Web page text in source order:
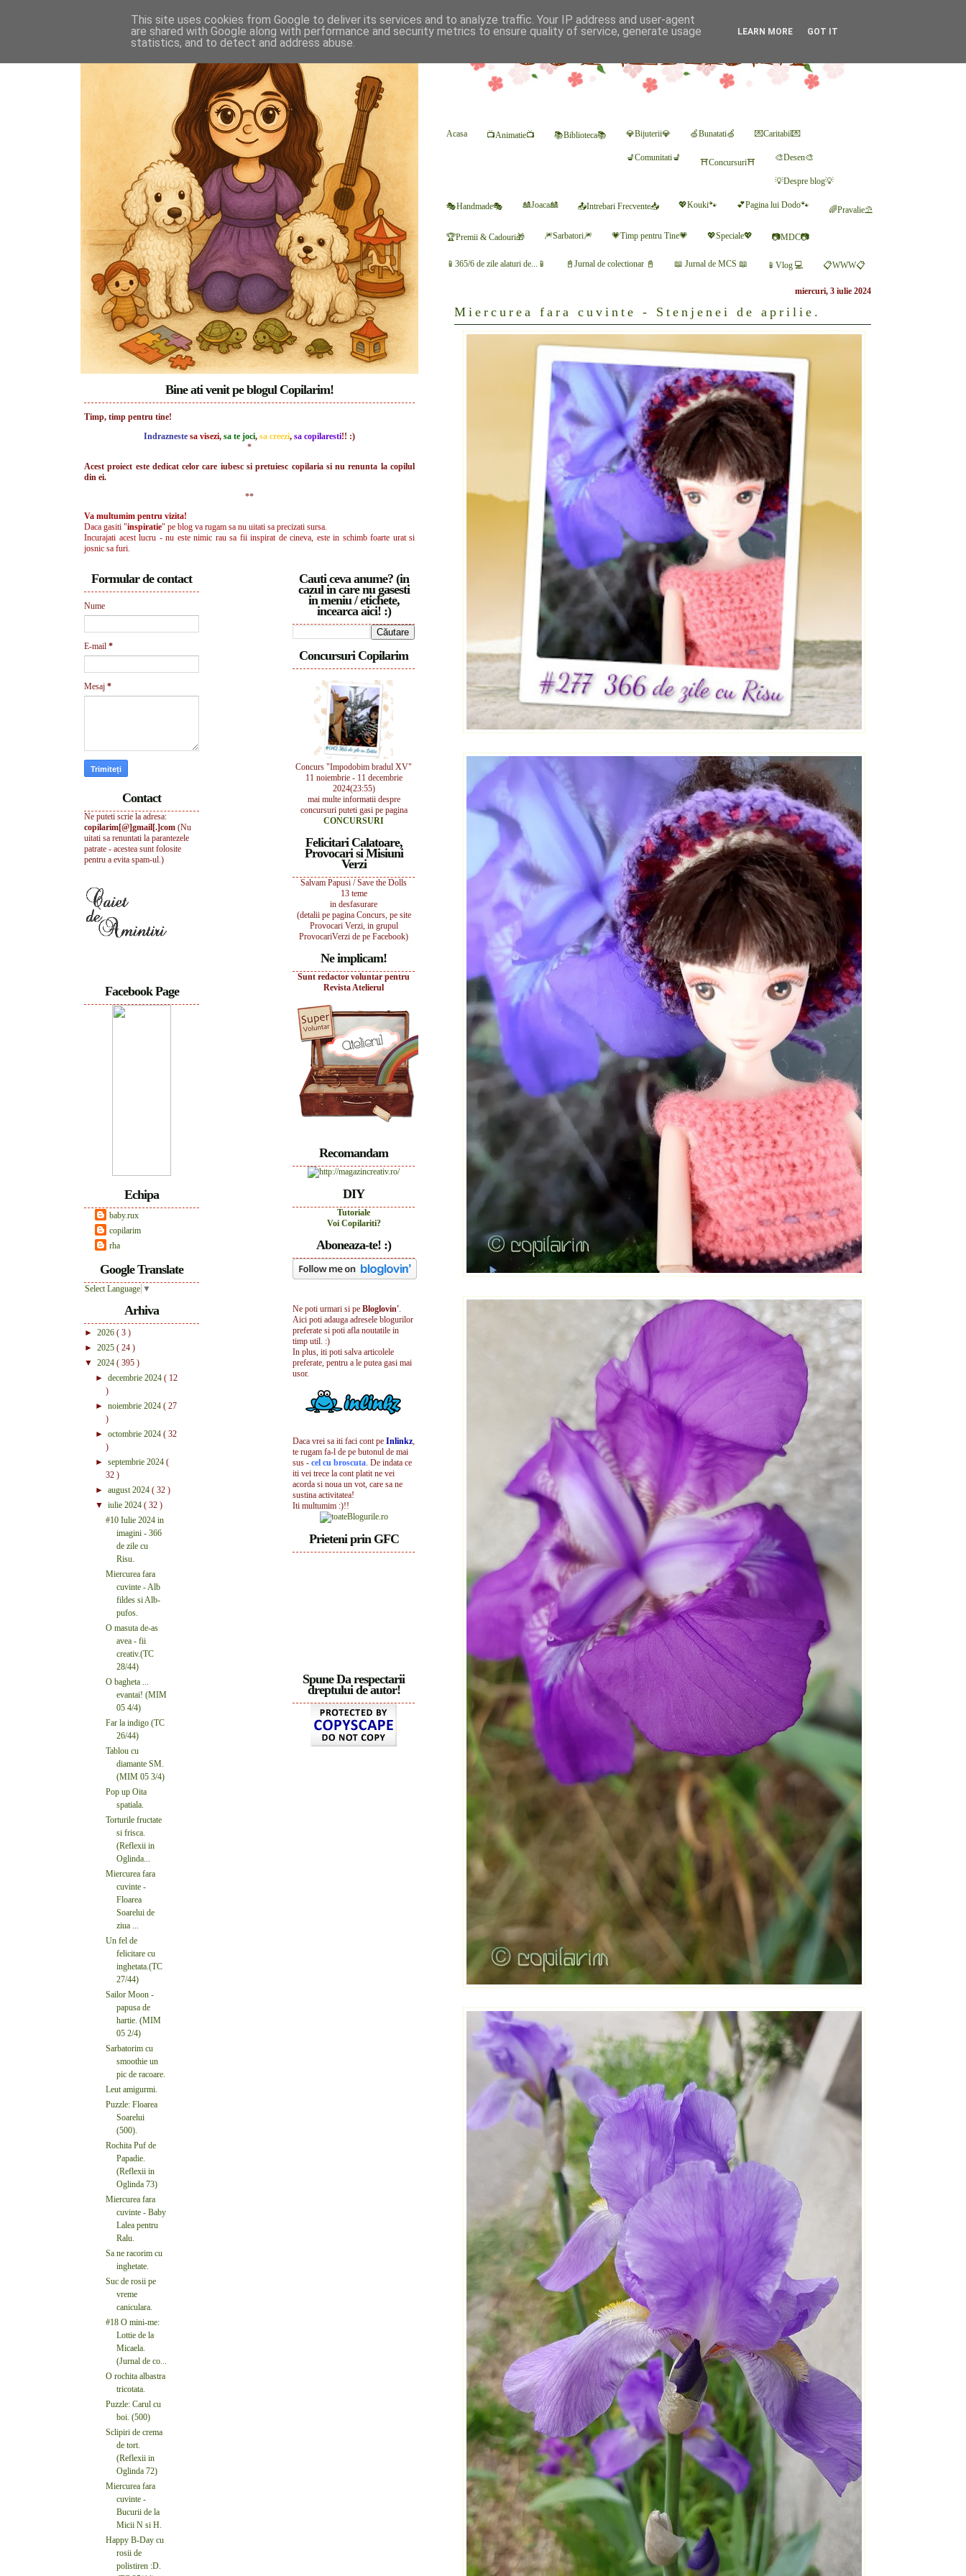
Acasa 📺Animatie📺 📚Biblioteca📚 💎Bijuterii💎 🍏Bunatati🍏 💌Caritabil💌
💺Comunitati💺 ⛩Concursuri⛩ 🎨Desen🎨
💡Despre blog💡
🎭Handmade🎭 🎎Joaca🎎 📤Intrebari Frecvente📥 💖Kouki🐾 💕Pagina lui Dodo🐾 🌈Pravalie⛱
🏆Premii & Cadouri🎁 🎆Sarbatori🎆 💗Timp pentru Tine💗 💖Speciale💖 📷MDC📷
📱365/6 de zile alaturi de...📱 📓Jurnal de colectionar 📓 📖 Jurnal de MCS 📖 📱Vlog 💻 📋WWW📋
miercuri, 3 iulie 2024
Miercurea fara cuvinte - Stenjenei de aprilie.
Bine ati venit pe blogul Copilarim!
Timp, timp pentru tine!
Indrazneste sa visezi, sa te joci, sa creezi, sa copilaresti!! :)
*
Acest proiect este dedicat celor care iubesc si pretuiesc copilaria si nu renunta la copilul
din ei.
**
Va multumim pentru vizita!
Daca gasiti "inspiratie" pe blog va rugam sa nu uitati sa precizati sursa.
Incurajati acest lucru - nu este nimic rau sa fii inspirat de cineva, este in schimb foarte urat si
josnic sa furi.
Cauti ceva anume? (in
cazul in care nu gasesti
in meniu / etichete,
incearca aici! :)
Concursuri Copilarim
Concurs "Impodobim bradul XV"
11 noiembrie - 11 decembrie
2024(23:55)
mai multe informatii despre
concursuri puteti gasi pe pagina
CONCURSURI
Felicitari Calatoare,
Provocari si Misiuni
Verzi
Salvam Papusi / Save the Dolls
13 teme
in desfasurare
(detalii pe pagina Concurs, pe site
Provocari Verzi, in grupul
ProvocariVerzi de pe Facebook)
Ne implicam!
Sunt redactor voluntar pentru
Revista Atelierul
Recomandam
DIY
Tutoriale
Voi Copilariti?
Aboneaza-te! :)
Ne poti urmari si pe Bloglovin'.
Aici poti adauga adresele blogurilor
preferate si poti afla noutatile in
timp util. :)
In plus, iti poti salva articolele
preferate, pentru a le putea gasi mai
usor.
Daca vrei sa iti faci cont pe Inlinkz,
te rugam fa-l de pe butonul de mai
sus - cel cu broscuta. De indata ce
iti vei trece la cont platit ne vei
acorda si noua un vot, care sa ne
sustina activitatea!
Iti multumim :)!!
Prieteni prin GFC
Spune Da respectarii
dreptului de autor!
Formular de contact
Nume
E-mail *
Mesaj *
Contact
Ne puteti scrie la adresa:
copilarim[@]gmail[.]com (Nu
uitati sa renuntati la parantezele
patrate - acestea sunt folosite
pentru a evita spam-ul.)
Facebook Page
Echipa
baby.rux
copilarim
rha
Google Translate
Select Language ▼
Arhiva
► 2026 ( 3 )
► 2025 ( 24 )
▼ 2024 ( 395 )
► decembrie 2024 ( 12
)
► noiembrie 2024 ( 27
)
► octombrie 2024 ( 32
)
► septembrie 2024 (
32 )
► august 2024 ( 32 )
▼ iulie 2024 ( 32 )
#10 Iulie 2024 in
imagini - 366
de zile cu
Risu.
Miercurea fara
cuvinte - Alb
fildes si Alb-
pufos.
O masuta de-as
avea - fii
creativ.(TC
28/44)
O bagheta ...
evantai! (MIM
05 4/4)
Far la indigo (TC
26/44)
Tablou cu
diamante SM.
(MIM 05 3/4)
Pop up Oita
spatiala.
Torturile fructate
si frisca.
(Reflexii in
Oglinda...
Miercurea fara
cuvinte -
Floarea
Soarelui de
ziua ...
Un fel de
felicitare cu
inghetata.(TC
27/44)
Sailor Moon -
papusa de
hartie. (MIM
05 2/4)
Sarbatorim cu
smoothie un
pic de racoare.
Leut amigurmi.
Puzzle: Floarea
Soarelui
(500).
Rochita Puf de
Papadie.
(Reflexii in
Oglinda 73)
Miercurea fara
cuvinte - Baby
Lalea pentru
Ralu.
Sa ne racorim cu
inghetate.
Suc de rosii pe
vreme
caniculara.
#18 O mini-me:
Lottie de la
Micaela.
(Jurnal de co...
O rochita albastra
tricotata.
Puzzle: Carul cu
boi. (500)
Sclipiri de crema
de tort.
(Reflexii in
Oglinda 72)
Miercurea fara
cuvinte -
Bucurii de la
Micii N si H.
Happy B-Day cu
rosii de
polistiren :D.
This site uses cookies from Google to deliver its services and to analyze traffic. Your IP address and user-agent
are shared with Google along with performance and security metrics to ensure quality of service, generate usage
statistics, and to detect and address abuse.
LEARN MORE GOT IT